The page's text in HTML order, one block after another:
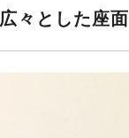
広々とした座面